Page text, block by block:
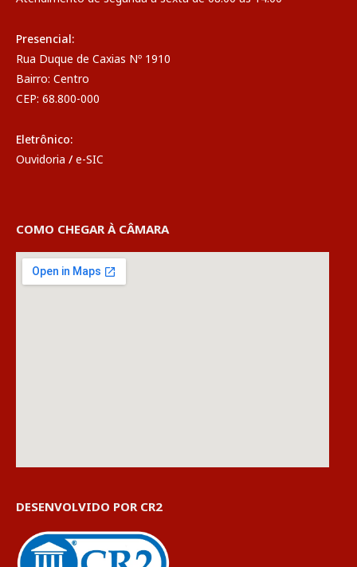
Presencial:
Rua Duque de Caxias Nº 1910
Bairro: Centro
CEP: 68.800-000
Eletrônico:
Ouvidoria / e-SIC
COMO CHEGAR À CÂMARA
DESENVOLVIDO POR CR2